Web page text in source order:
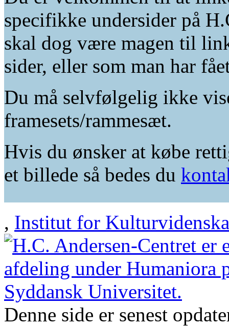
specifikke undersider på
skal dog være magen til
sider, eller som man har
Du må selvfølgelig ikke
framesets/rammesæt.
Hvis du ønsker at købe
et billede så bedes du
, Institut for
Denne side er senest